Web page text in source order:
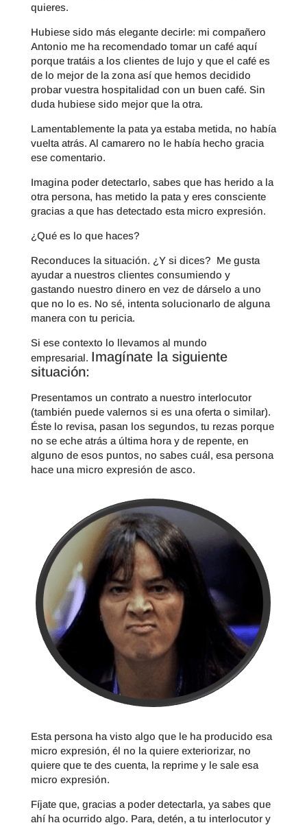
quieres.
Hubiese sido más elegante decirle: mi compañero
Antonio me ha recomendado tomar un café aquí
porque tratáis a los clientes de lujo y que el café es
de lo mejor de la zona así que hemos decidido
probar vuestra hospitalidad con un buen café. Sin
duda hubiese sido mejor que la otra.
Lamentablemente la pata ya estaba metida, no había
vuelta atrás. Al camarero no le había hecho gracia
ese comentario.
Imagina poder detectarlo, sabes que has herido a la
otra persona, has metido la pata y eres consciente
gracias a que has detectado esta micro expresión.
¿Qué es lo que haces?
Reconduces la situación. ¿Y si dices? Me gusta
ayudar a nuestros clientes consumiendo y
gastando nuestro dinero en vez de dárselo a uno
que no lo es. No sé, intenta solucionarlo de alguna
manera con tu pericia.
Si ese contexto lo llevamos al mundo
empresarial. Imagínate la siguiente
situación:
Presentamos un contrato a nuestro interlocutor
(también puede valernos si es una oferta o similar).
Éste lo revisa, pasan los segundos, tu rezas porque
no se eche atrás a última hora y de repente, en
alguno de esos puntos, no sabes cuál, esa persona
hace una micro expresión de asco.
Esta persona ha visto algo que le ha producido esa
micro expresión, él no la quiere exteriorizar, no
quiere que te des cuenta, la reprime y le sale esa
micro expresión.
Fíjate que, gracias a poder detectarla, ya sabes que
ahí ha ocurrido algo. Para, detén, a tu interlocutor y